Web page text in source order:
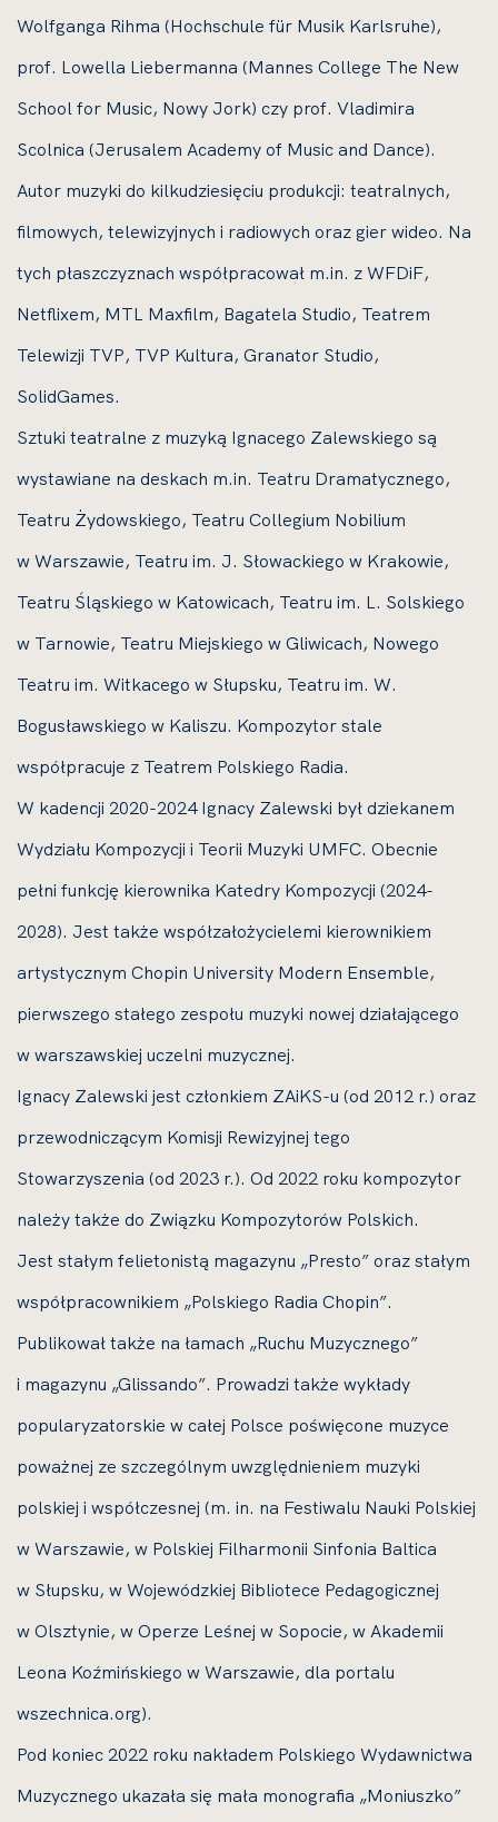
Wolfganga Rihma (Hochschule für Musik Karlsruhe),
prof. Lowella Liebermanna (Mannes College The New
School for Music, Nowy Jork) czy prof. Vladimira
Scolnica (Jerusalem Academy of Music and Dance).
Autor muzyki do kilkudziesięciu produkcji: teatralnych,
filmowych, telewizyjnych i radiowych oraz gier wideo. Na
tych płaszczyznach współpracował m.in. z WFDiF,
Netflixem, MTL Maxfilm, Bagatela Studio, Teatrem
Telewizji TVP, TVP Kultura, Granator Studio,
SolidGames.
Sztuki teatralne z muzyką Ignacego Zalewskiego są
wystawiane na deskach m.in. Teatru Dramatycznego,
Teatru Żydowskiego, Teatru Collegium Nobilium
w Warszawie, Teatru im. J. Słowackiego w Krakowie,
Teatru Śląskiego w Katowicach, Teatru im. L. Solskiego
w Tarnowie, Teatru Miejskiego w Gliwicach, Nowego
Teatru im. Witkacego w Słupsku, Teatru im. W.
Bogusławskiego w Kaliszu. Kompozytor stale
współpracuje z Teatrem Polskiego Radia.
W kadencji 2020-2024 Ignacy Zalewski był dziekanem
Wydziału Kompozycji i Teorii Muzyki UMFC. Obecnie
pełni funkcję kierownika Katedry Kompozycji (2024-
2028). Jest także współzałożycielemi kierownikiem
artystycznym Chopin University Modern Ensemble,
pierwszego stałego zespołu muzyki nowej działającego
w warszawskiej uczelni muzycznej.
Ignacy Zalewski jest członkiem ZAiKS-u (od 2012 r.) oraz
przewodniczącym Komisji Rewizyjnej tego
Stowarzyszenia (od 2023 r.). Od 2022 roku kompozytor
należy także do Związku Kompozytorów Polskich.
Jest stałym felietonistą magazynu „Presto” oraz stałym
współpracownikiem „Polskiego Radia Chopin”.
Publikował także na łamach „Ruchu Muzycznego”
i magazynu „Glissando”. Prowadzi także wykłady
popularyzatorskie w całej Polsce poświęcone muzyce
poważnej ze szczególnym uwzględnieniem muzyki
polskiej i współczesnej (m. in. na Festiwalu Nauki Polskiej
w Warszawie, w Polskiej Filharmonii Sinfonia Baltica
w Słupsku, w Wojewódzkiej Bibliotece Pedagogicznej
w Olsztynie, w Operze Leśnej w Sopocie, w Akademii
Leona Koźmińskiego w Warszawie, dla portalu
wszechnica.org).
Pod koniec 2022 roku nakładem Polskiego Wydawnictwa
Muzycznego ukazała się mała monografia „Moniuszko”